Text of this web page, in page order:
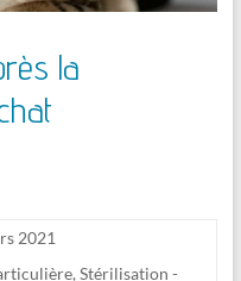
la
2021
, Stérilisation -